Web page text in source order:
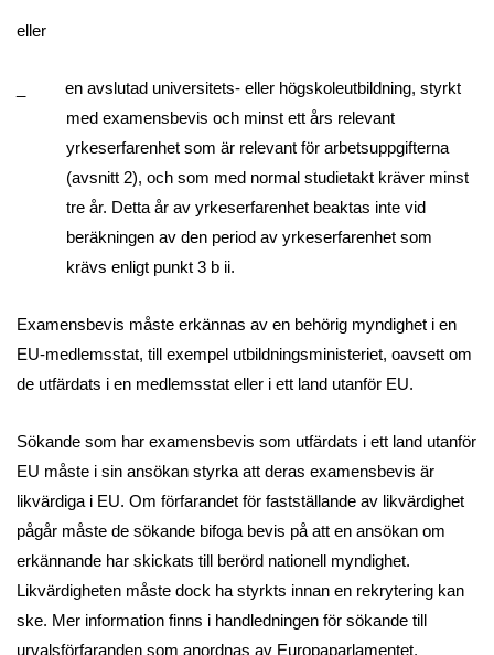
eller
_ en avslutad universitets- eller högskoleutbildning, styrkt
med examensbevis och minst ett års relevant
yrkeserfarenhet som är relevant för arbetsuppgifterna
(avsnitt 2), och som med normal studietakt kräver minst
tre år. Detta år av yrkeserfarenhet beaktas inte vid
beräkningen av den period av yrkeserfarenhet som
krävs enligt punkt 3 b ii.
Examensbevis måste erkännas av en behörig myndighet i en
EU-medlemsstat, till exempel utbildningsministeriet, oavsett om
de utfärdats i en medlemsstat eller i ett land utanför EU.
Sökande som har examensbevis som utfärdats i ett land utanför
EU måste i sin ansökan styrka att deras examensbevis är
likvärdiga i EU. Om förfarandet för fastställande av likvärdighet
pågår måste de sökande bifoga bevis på att en ansökan om
erkännande har skickats till berörd nationell myndighet.
Likvärdigheten måste dock ha styrkts innan en rekrytering kan
ske. Mer information finns i handledningen för sökande till
urvalsförfaranden som anordnas av Europaparlamentet.